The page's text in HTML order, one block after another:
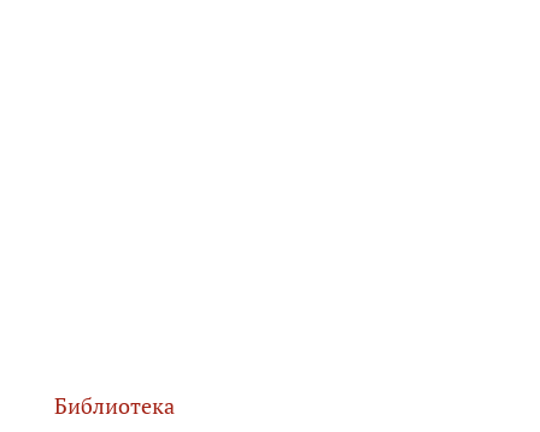
Библиотека